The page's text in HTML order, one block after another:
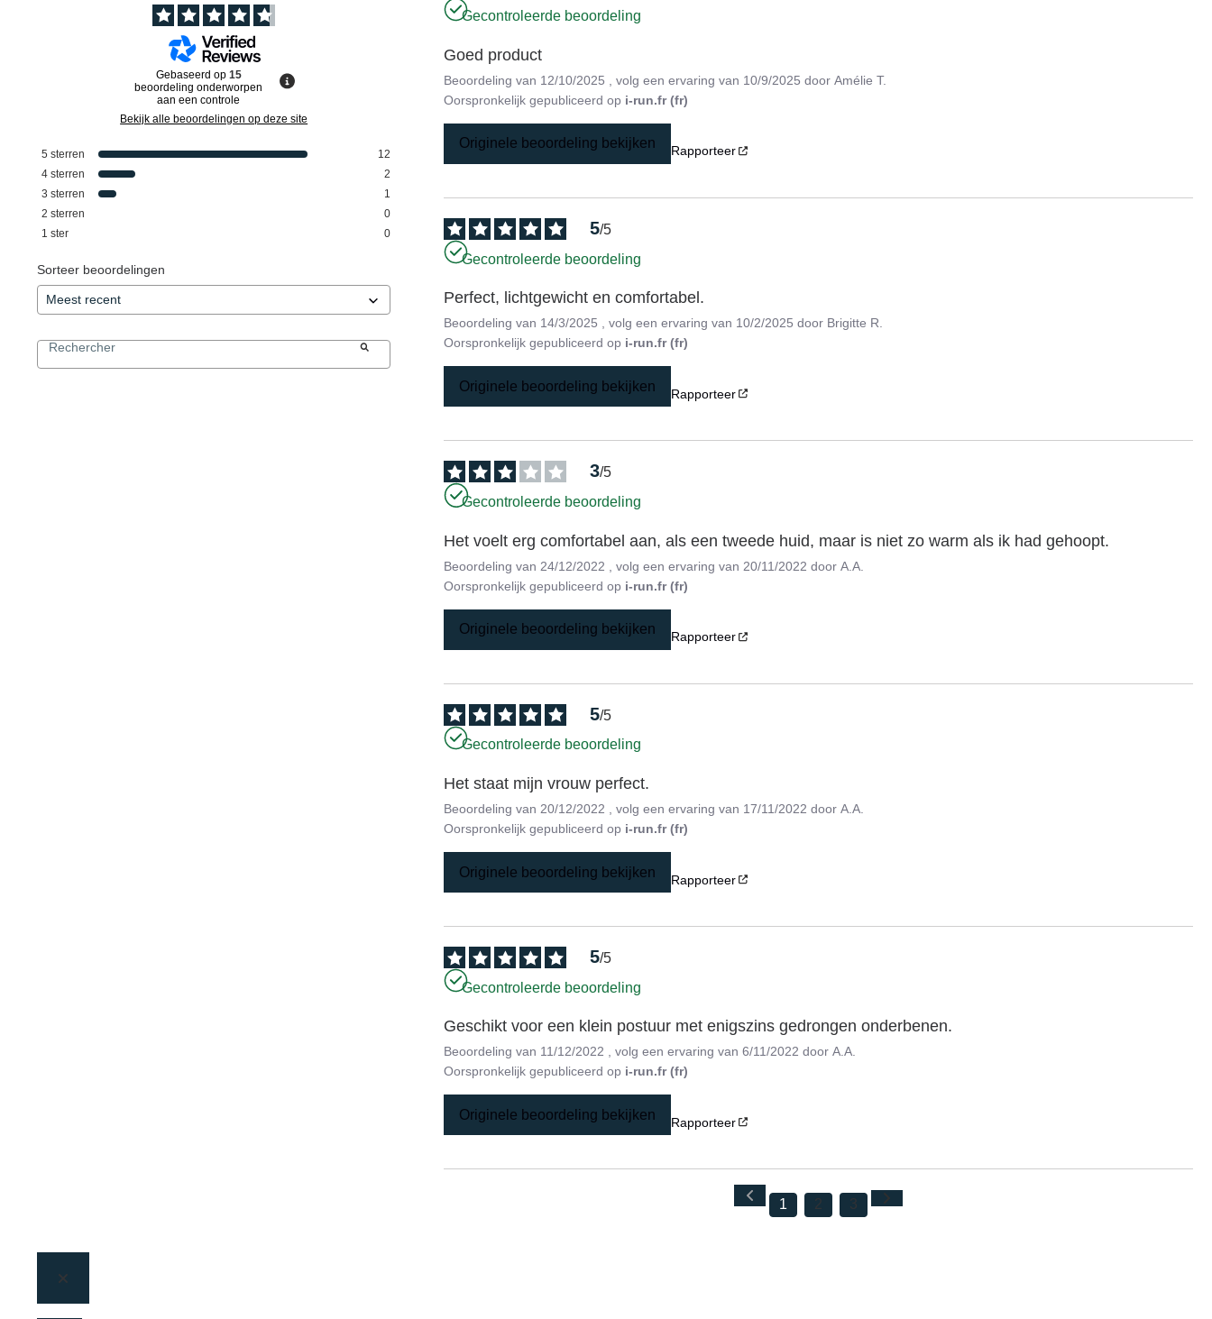
Gebaseerd op 15
beoordeling onderworpen
aan een controle
Bekijk alle beoordelingen op deze site
5 sterren
12
4 sterren
2
3 sterren
1
2 sterren
0
1 ster 0
Sorteer beoordelingen
Gecontroleerde beoordeling
Goed product
Beoordeling van 12/10/2025 , volg een ervaring van 10/9/2025 doorAmélie T.
Oorspronkelijk gepubliceerd op i-run.fr (fr)
Originele beoordeling bekijken Rapporteer
5/5
Gecontroleerde beoordeling
Perfect, lichtgewicht en comfortabel.
Beoordeling van 14/3/2025 , volg een ervaring van 10/2/2025 door Brigitte R.
Oorspronkelijk gepubliceerd op i-run.fr (fr)
Originele beoordeling bekijken Rapporteer
3/5
Gecontroleerde beoordeling
Het voelt erg comfortabel aan, als een tweede huid, maar is niet zo warm als ik had gehoopt.
Beoordeling van 24/12/2022 , volg een ervaring van 20/11/2022 doorA.A.
Oorspronkelijk gepubliceerd op i-run.fr (fr)
Originele beoordeling bekijken Rapporteer
5/5
Gecontroleerde beoordeling
Het staat mijn vrouw perfect.
Beoordeling van 20/12/2022 , volg een ervaring van 17/11/2022 doorA.A.
Oorspronkelijk gepubliceerd op i-run.fr (fr)
Originele beoordeling bekijken Rapporteer
5/5
Gecontroleerde beoordeling
Geschikt voor een klein postuur met enigszins gedrongen onderbenen.
Beoordeling van 11/12/2022 , volg een ervaring van6/11/2022 doorA.A.
Oorspronkelijk gepubliceerd op i-run.fr (fr)
Originele beoordeling bekijken Rapporteer
1 2 3